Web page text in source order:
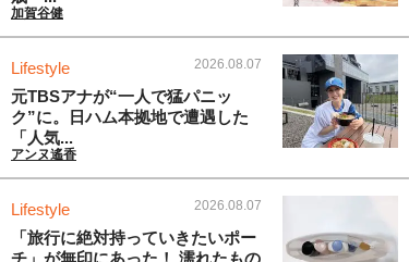
加賀谷健
Lifestyle 2026.08.07
元TBSアナが“一人で猛パニッ
ク”に。日ハム本拠地で遭遇した
「人気...
アンヌ遙香
Lifestyle 2026.08.07
「旅行に絶対持っていきたいポー
チ」が無印にあった！ 濡れたもの